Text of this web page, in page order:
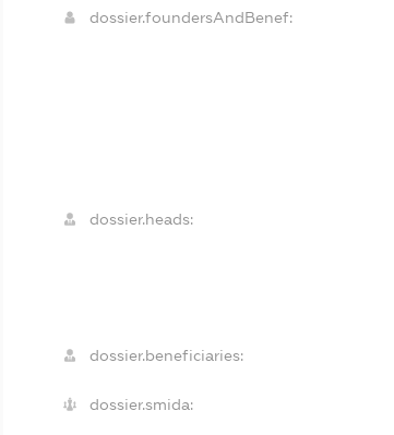
dossier.foundersAndBenef:
dossier.heads:
dossier.beneficiaries:
dossier.smida: